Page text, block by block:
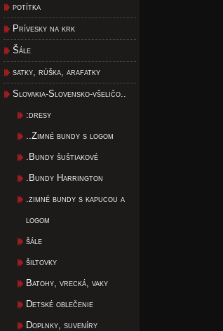
potítka
Prívesky na krk
Šále
satky, rúška, arafatky
Slovakia-Slovensko-všeličo..
:dresy
..Zimné bundy s logom
.Bundy šuštiakové
.Bundy Harrington
.zimné bundy s kapucou a
logom
šále
šiltovky
Batohy, vrecká, vaky
Detské oblečenie
Doplnky, suveníry